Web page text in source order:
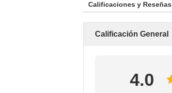
Calificaciones y Reseñas
Calificación General
4.0